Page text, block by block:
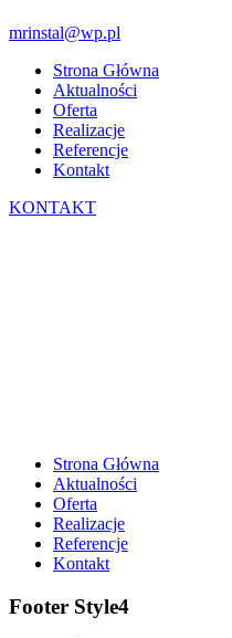
mrinstal@wp.pl
Strona Główna
Aktualności
Oferta
Realizacje
Referencje
Kontakt
KONTAKT
Strona Główna
Aktualności
Oferta
Realizacje
Referencje
Kontakt
Footer Style4